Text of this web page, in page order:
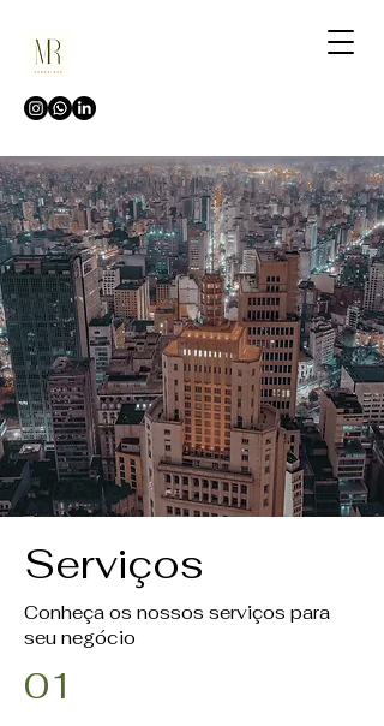
Serviços
Conheça os nossos serviços para
seu negócio
01